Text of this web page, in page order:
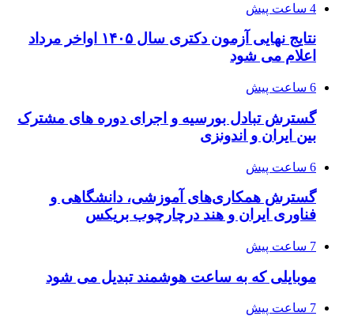
4 ساعت پیش
نتایج نهایی آزمون دکتری سال ۱۴۰۵ اواخر مرداد
اعلام می شود
6 ساعت پیش
گسترش تبادل بورسیه و اجرای دوره های مشترک
بین ایران و اندونزی
6 ساعت پیش
گسترش همکاری‌های آموزشی، دانشگاهی و
فناوری ایران و هند درچارچوب بریکس
7 ساعت پیش
موبایلی که به ساعت هوشمند تبدیل می شود
7 ساعت پیش